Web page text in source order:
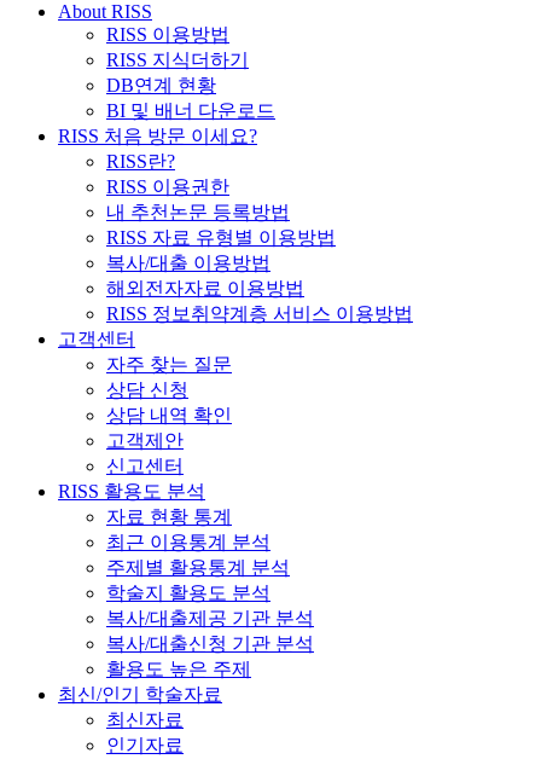
About RISS
RISS 이용방법
RISS 지식더하기
DB연계 현황
BI 및 배너 다운로드
RISS 처음 방문 이세요?
RISS란?
RISS 이용권한
내 추천논문 등록방법
RISS 자료 유형별 이용방법
복사/대출 이용방법
해외전자자료 이용방법
RISS 정보취약계층 서비스 이용방법
고객센터
자주 찾는 질문
상담 신청
상담 내역 확인
고객제안
신고센터
RISS 활용도 분석
자료 현황 통계
최근 이용통계 분석
주제별 활용통계 분석
학술지 활용도 분석
복사/대출제공 기관 분석
복사/대출신청 기관 분석
활용도 높은 주제
최신/인기 학술자료
최신자료
인기자료